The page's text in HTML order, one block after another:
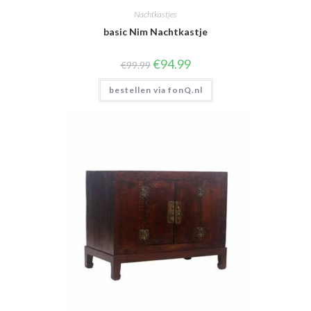
Nachtkastjes
basic Nim Nachtkastje
€99.99 Oorspronkelijke
prijs
was:
€99.99.
€94.99Huidige
is:
€94.99.
bestellen via fonQ.nl